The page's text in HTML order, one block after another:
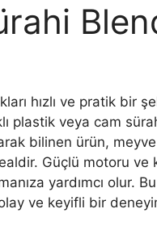
hızlı ve pratik bir
plastik veya cam
bilinen ürün, meyve
Güçlü motoru ve
yardımcı olur.
ve keyifli bir